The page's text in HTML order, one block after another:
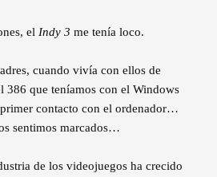
el Indy 3 me tenía loco.
cuando vivía con ellos de
386 que teníamos con el Windows
contacto con el ordenador…
sentimos marcados…
de los videojuegos ha crecido